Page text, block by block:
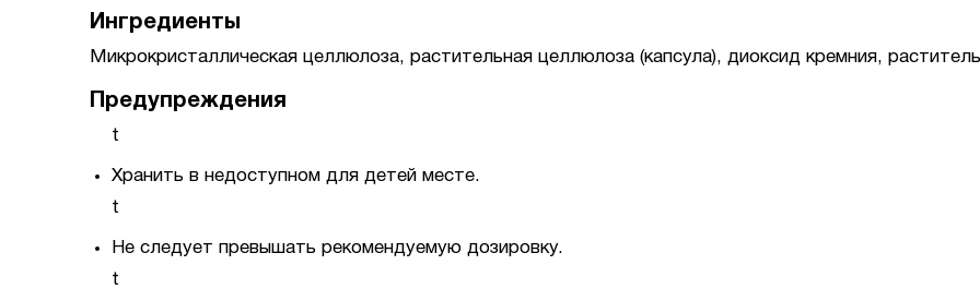
Ингредиенты
Микрокристаллическая целлюлоза, растительная целлюлоза (капсула), диоксид кремния,
Предупреждения
t
Хранить в недоступном для детей месте.
t
Не следует превышать рекомендуемую дозировку.
t